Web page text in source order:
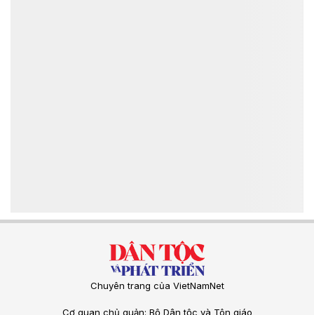
Chuyên trang của VietNamNet
Cơ quan chủ quản: Bộ Dân tộc và Tôn giáo